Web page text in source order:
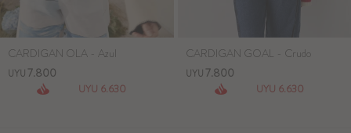
CARDIGAN OLA - Azul
UYU 7.800
UYU 6.630
CARDIGAN GOAL - Crudo
UYU 7.800
UYU 6.630